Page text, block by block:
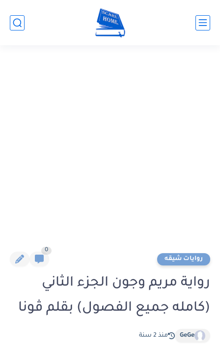
روايات شيقه
0
رواية مريم وجون الجزء الثاني
(كامله جميع الفصول) بقلم ڤونا
GeGe منذ 2 سنة